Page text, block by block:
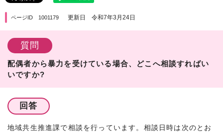
ページID 1001179 更新日 令和7年3月24日
質問
配偶者から暴力を受けている場合、どこへ相談すればい
いですか?
回答
地域共生推進課で相談を行っています。相談日時は次のとお